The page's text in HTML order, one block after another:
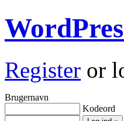
Register or
Brugernavn
Kodeord